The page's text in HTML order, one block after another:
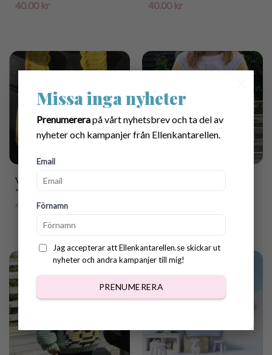
Missa inga nyheter
Prenumererapå vårt nyhetsbrev och ta del av
nyheter och kampanjer från Ellenkantarellen.
Email
Förnamn
Jag accepterar att Ellenkantarellen.se skickar ut
nyheter och andra kampanjer till mig!
PRENUMERERA
40.00 kr
40.00 kr
Virkmönster Sommarlinne
”Juni” för barn/tonåring
40.00kr
fläta